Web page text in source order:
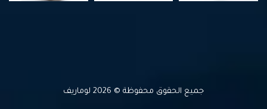
جميع الحقوق محفوظة © 2026 لوماريف